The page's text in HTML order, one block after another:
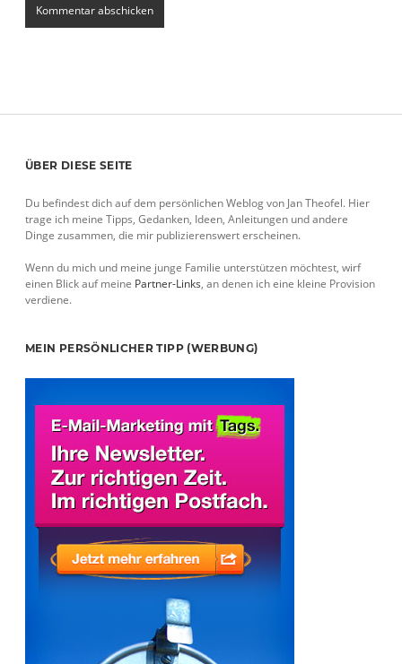
Sidebar
ÜBER DIESE SEITE
Du befindest dich auf dem persönlichen Weblog von Jan Theofel. Hier
trage ich meine Tipps, Gedanken, Ideen, Anleitungen und andere
Dinge zusammen, die mir publizierenswert erscheinen.
Wenn du mich und meine junge Familie unterstützen möchtest, wirf
einen Blick auf meine Partner-Links, an denen ich eine kleine Provision
verdiene.
MEIN PERSÖNLICHER TIPP (WERBUNG)